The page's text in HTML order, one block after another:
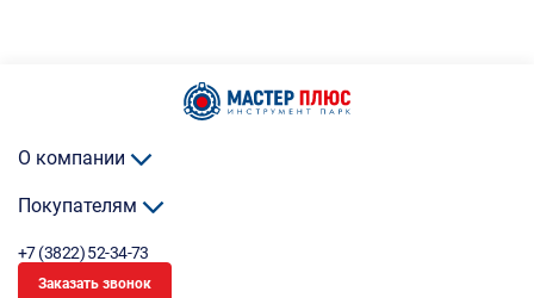
О компании
Покупателям
+7 (3822) 52-34-73
Заказать звонок